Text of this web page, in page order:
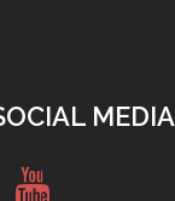
MEDIA